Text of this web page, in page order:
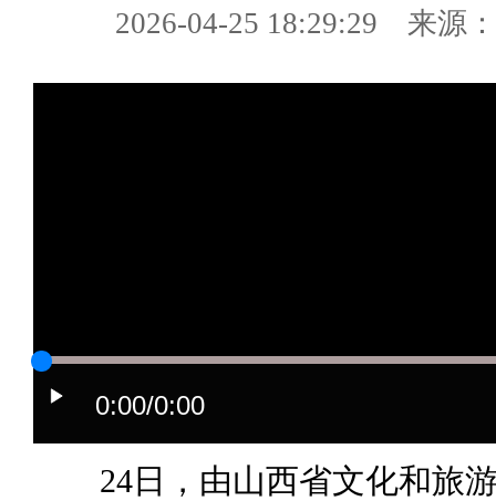
2026-04-25 18:29:29 来源
0:00/0:00
24日，由山西省文化和旅